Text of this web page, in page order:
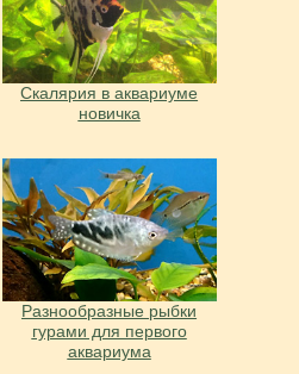
Скалярия в аквариуме
новичка
Разнообразные рыбки
гурами для первого
аквариума